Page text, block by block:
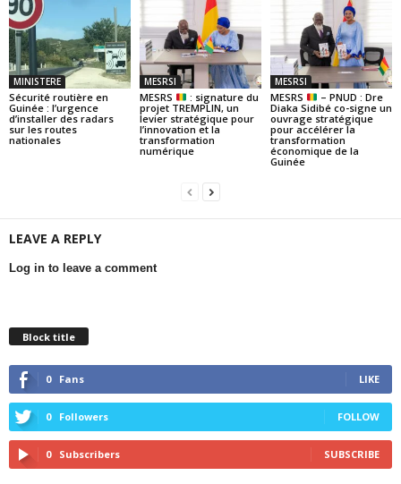
MINISTERE
Sécurité routière en
Guinée : l’urgence
d’installer des radars
sur les routes
nationales
MESRSI
MESRS
: signature du
projet TREMPLIN, un
levier stratégique pour
l’innovation et la
transformation
numérique
MESRSI
MESRS
– PNUD : Dre
Diaka Sidibé co-signe un
ouvrage stratégique
pour accélérer la
transformation
économique de la
Guinée
LEAVE A REPLY
Log in to leave a comment
Block title
0 Fans LIKE
0 Followers FOLLOW
0 Subscribers SUBSCRIBE